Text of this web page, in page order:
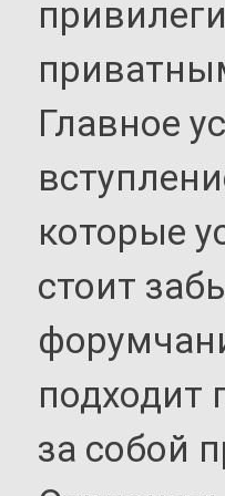
Главное
которые
стоит
подходит
за собой